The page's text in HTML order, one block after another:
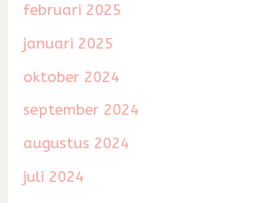
februari 2025
januari 2025
oktober 2024
september 2024
augustus 2024
juli 2024